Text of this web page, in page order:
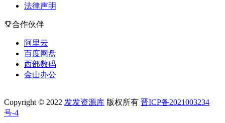
法律声明
合作伙伴
阿里云
百度网盘
西部数码
金山办公
Copyright © 2022 发发资源库 版权所有 晋ICP备2021003234
号-4